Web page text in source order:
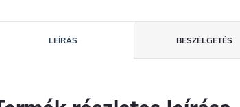
LEÍRÁS BESZÉLGETÉS